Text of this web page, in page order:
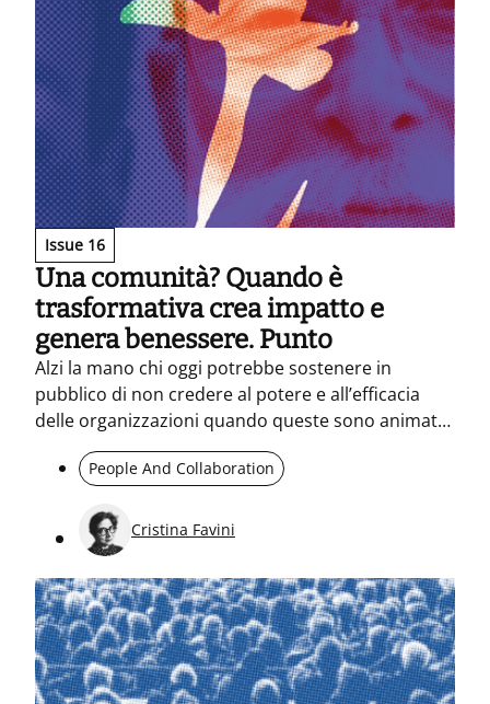
Issue 16
Una comunità? Quando è
trasformativa crea impatto e
genera benessere. Punto
Alzi la mano chi oggi potrebbe sostenere in
pubblico di non credere al potere e all’efficacia
delle organizzazioni quando queste sono animate
da legami, dinamiche e collaborazioni realmente
comunitarie… E…
People And Collaboration
Cristina Favini